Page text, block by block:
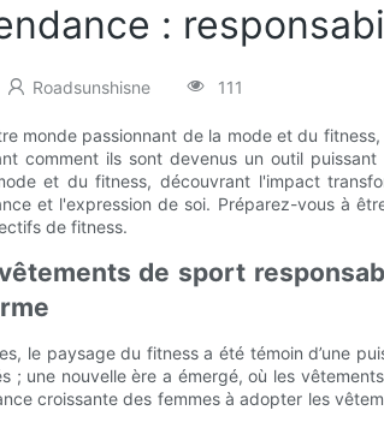
:
Roadsunshisne 111
monde passionnant de la mode et du
comment ils sont devenus un outil
et du fitness, découvrant l'impact
et l'expression de soi. Préparez-vous à
de fitness.
vêtements de sport
le paysage du fitness a été témoin d’une
; une nouvelle ère a émergé, où les
croissante des femmes à adopter les